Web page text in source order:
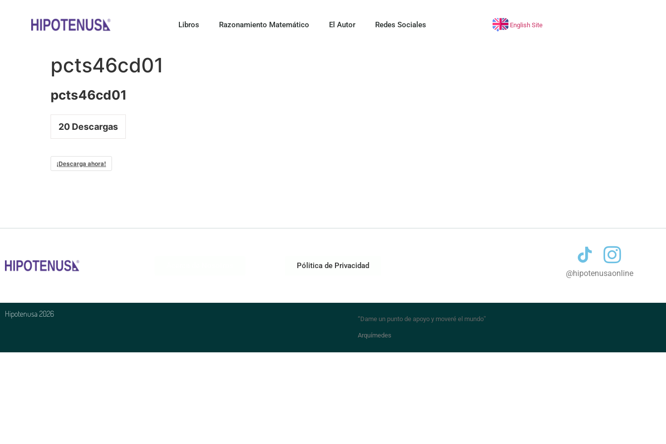
Libros Razonamiento Matemático El Autor Redes Sociales English Site
pcts46cd01
pcts46cd01
20 Descargas
¡Descarga ahora!
Pólitica de Privacidad
@hipotenusaonline
Hipotenusa 2026
“Dame un punto de apoyo y moveré el mundo”
Arquímedes